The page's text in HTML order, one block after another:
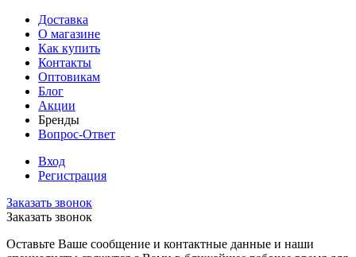
Доставка
О магазине
Как купить
Контакты
Оптовикам
Блог
Акции
Бренды
Вопрос-Ответ
Вход
Регистрация
Заказать звонок
Заказать звонок
Оставьте Ваше сообщение и контактные данные и наши